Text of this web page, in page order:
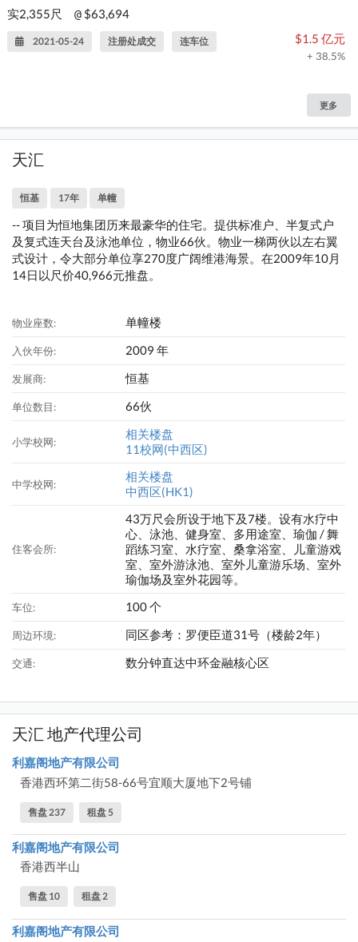
实2,355尺 @ $63,694
2021-05-24 注册处成交 连车位 $1.5 亿元
+ 38.5%
更多
天汇
恒基 17年 单幢
-- 项目为恒地集团历来最豪华的住宅。提供标准户、半复式户
及复式连天台及泳池单位，物业66伙。物业一梯两伙以左右翼
式设计，令大部分单位享270度广阔维港海景。在2009年10月
14日以尺价40,966元推盘。
物业座数: 单幢楼
入伙年份: 2009 年
发展商: 恒基
单位数目: 66伙
小学校网:
相关楼盘
11校网(中西区)
中学校网:
相关楼盘
中西区(HK1)
住客会所:
43万尺会所设于地下及7楼。设有水疗中
心、泳池、健身室、多用途室、瑜伽 / 舞
蹈练习室、水疗室、桑拿浴室、儿童游戏
室、室外游泳池、室外儿童游乐场、室外
瑜伽场及室外花园等。
车位: 100 个
周边环境: 同区参考：罗便臣道31号（楼龄2年）
交通: 数分钟直达中环金融核心区
天汇 地产代理公司
利嘉阁地产有限公司
香港西环第二街58-66号宜顺大厦地下2号铺
售盘 237 租盘 5
利嘉阁地产有限公司
香港西半山
售盘 10 租盘 2
利嘉阁地产有限公司